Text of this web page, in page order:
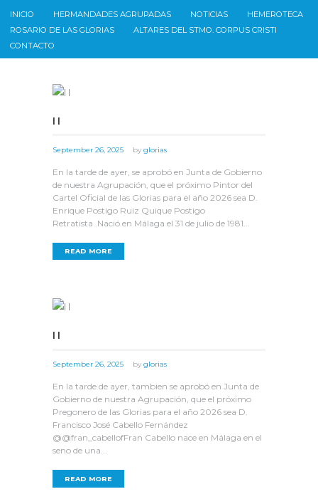
INICIO HERMANDADES AGRUPADAS NOTICIAS
HEMEROTECA
ROSARIO DE LAS GLORIAS
ALTARES DEL STMO. CORPUS CRISTI
CONTACTO
| |
September 26, 2025 by glorias
En la tarde de ayer, se aprobó en Junta de Gobierno
de nuestra Agrupación, que el próximo Pintor del
Cartel Oficial de las Glorias para el año 2026 sea D.
Enrique Postigo Ruiz Quique Postigo
Retratista .Nació en Málaga el 31 de julio de 1981...
READ MORE
| |
September 26, 2025 by glorias
En la tarde de ayer, tambien se aprobó en Junta de
Gobierno de nuestra Agrupación, que el próximo
Pregonero de las Glorias para el año 2026 sea D.
Francisco José Cabello Fernández
@@fran_cabellofFran Cabello nace en Málaga en el
seno de una...
READ MORE